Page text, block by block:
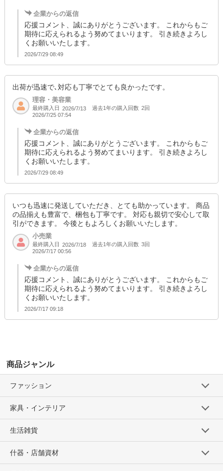
企業からの返信
応援コメント、誠にありがとうございます。 これからもご
期待に応えられるよう努めてまいります。 引き続きよろし
くお願いいたします。
2026/7/29 08:49
出荷が迅速で､対応も丁寧でとても良かったです。
理容・美容業
最終購入日 2026/7/13 過去1年の購入回数 2回
2026/7/25 07:54
企業からの返信
応援コメント、誠にありがとうございます。 これからもご
期待に応えられるよう努めてまいります。 引き続きよろし
くお願いいたします。
2026/7/29 08:49
いつも迅速に発送していただき、とても助かっています。 商品
の品揃えも豊富で、梱包も丁寧です。 対応も親切で安心して取
引ができます。 今後ともよろしくお願いいたします。
小売業
最終購入日 2026/7/18 過去1年の購入回数 3回
2026/7/17 00:56
企業からの返信
応援コメント、誠にありがとうございます。 これからもご
期待に応えられるよう努めてまいります。 引き続きよろし
くお願いいたします。
2026/7/17 09:18
商品ジャンル
ファッション
家具・インテリア
生活雑貨
什器・店舗資材